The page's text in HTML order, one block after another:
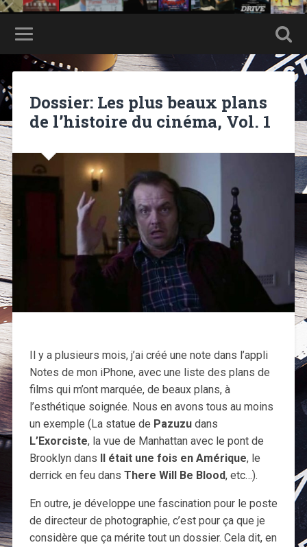
Dossier: Les plus beaux plans
de l’histoire du cinéma, Vol. 1
Il y a plusieurs mois, j’ai créé une note dans l’appli
Notes de mon iPhone, avec une liste des plans de
films qui m’ont marquée, de beaux plans, à
l’esthétique soignée. Nous en avons tous au moins
un exemple (La statue de Pazuzudans
L’Exorciste, la vue de Manhattan avec le pont de
Brooklyn dans Il était une fois en Amérique, le
derrick en feu dans There Will Be Blood, etc…).
En outre, je développe une fascination pour le poste
de directeur de photographie, c’est pour ça que je
considère que ça mérite tout un dossier. Cela dit, en